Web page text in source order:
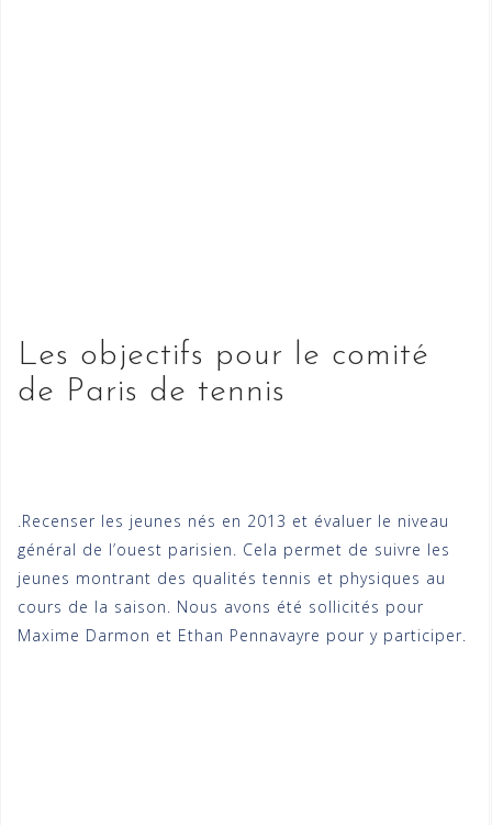
Les objectifs pour le comité
de Paris de tennis
.Recenser les jeunes nés en 2013 et évaluer le niveau
général de l’ouest parisien. Cela permet de suivre les
jeunes montrant des qualités tennis et physiques au
cours de la saison. Nous avons été sollicités pour
Maxime Darmon et Ethan Pennavayre pour y participer.